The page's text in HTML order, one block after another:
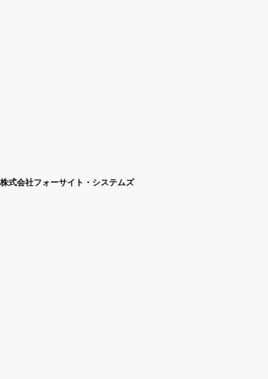
株式会社フォーサイト・システムズ